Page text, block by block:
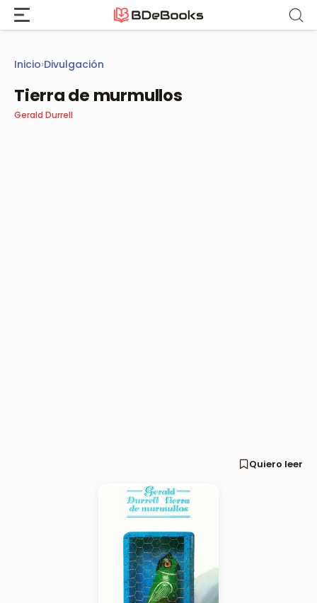
Saltar
contenido
Inicio›Divulgación
Tierra de murmullos
Gerald Durrell
Quiero leer